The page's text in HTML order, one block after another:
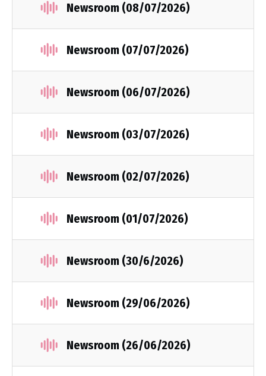
Newsroom (08/07/2026)
Newsroom (07/07/2026)
Newsroom (06/07/2026)
Newsroom (03/07/2026)
Newsroom (02/07/2026)
Newsroom (01/07/2026)
Newsroom (30/6/2026)
Newsroom (29/06/2026)
Newsroom (26/06/2026)